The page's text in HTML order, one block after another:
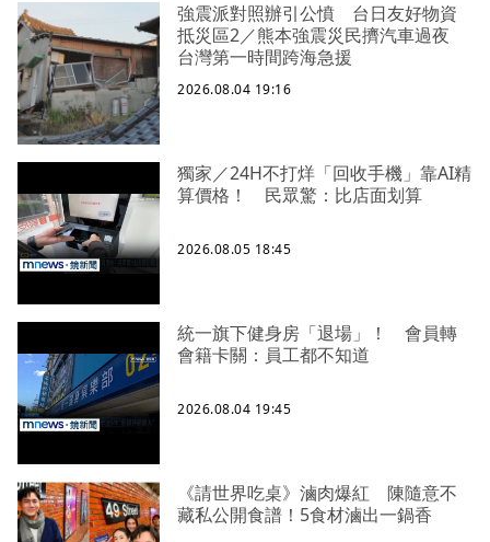
強震派對照辦引公憤 台日友好物資
抵災區2／熊本強震災民擠汽車過夜
台灣第一時間跨海急援
2026.08.04 19:16
獨家／24H不打烊「回收手機」靠AI精
算價格！ 民眾驚：比店面划算
2026.08.05 18:45
統一旗下健身房「退場」！ 會員轉
會籍卡關：員工都不知道
2026.08.04 19:45
《請世界吃桌》滷肉爆紅 陳隨意不
藏私公開食譜！5食材滷出一鍋香